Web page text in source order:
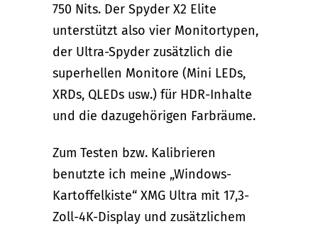
750 Nits. Der Spyder X2 Elite
unterstützt also vier Monitortypen,
der Ultra-Spyder zusätzlich die
superhellen Monitore (Mini LEDs,
XRDs, QLEDs usw.) für HDR-Inhalte
und die dazugehörigen Farbräume.
Zum Testen bzw. Kalibrieren
benutzte ich meine „Windows-
Kartoffelkiste“ XMG Ultra mit 17,3-
Zoll-4K-Display und zusätzlichem